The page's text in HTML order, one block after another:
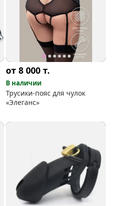
от 8 000т.
В наличии
Трусики-пояс для чулок
«Элеганс»